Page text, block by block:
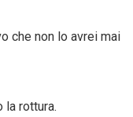
che non lo avrei mai
la rottura.